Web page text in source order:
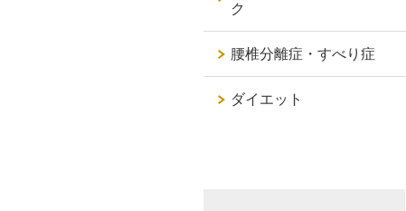
ク
腰椎分離症・すべり症
ダイエット